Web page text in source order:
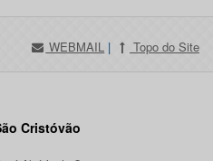
WEBMAIL | Topo do Site
Cristóvão